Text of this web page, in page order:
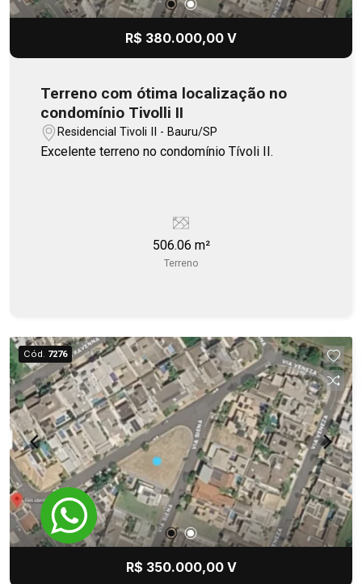
R$ 380.000,00 V
Terreno com ótima localização no
condomínio Tivolli II
Residencial Tivoli II - Bauru/SP
Excelente terreno no condomínio Tívoli II.
506.06 m²
Terreno
Cód. 7276
R$ 350.000,00 V